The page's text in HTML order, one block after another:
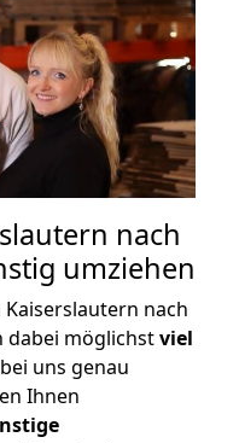
nach
umziehen
nach
dabei möglichstviel
uns genau
Ihnen